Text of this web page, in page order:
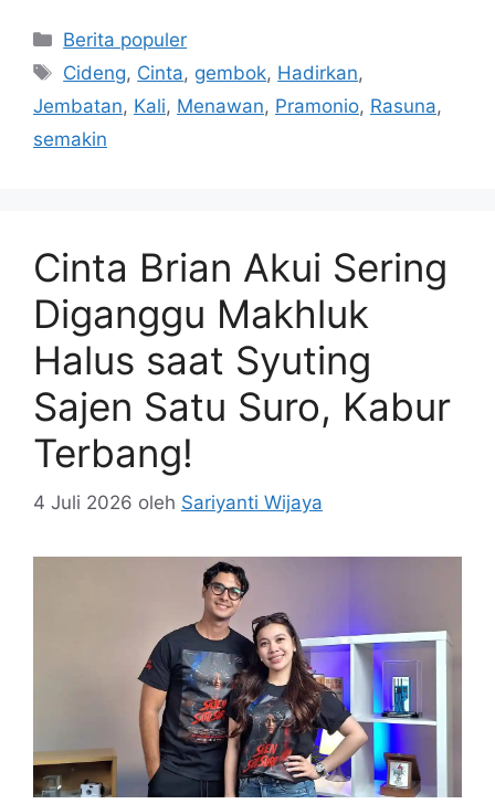
Kategori
Berita populer
Tag
Cideng, Cinta, gembok, Hadirkan,
Jembatan, Kali, Menawan, Pramonio, Rasuna,
semakin
Cinta Brian Akui Sering
Diganggu Makhluk
Halus saat Syuting
Sajen Satu Suro, Kabur
Terbang!
4 Juli 2026 oleh Sariyanti Wijaya